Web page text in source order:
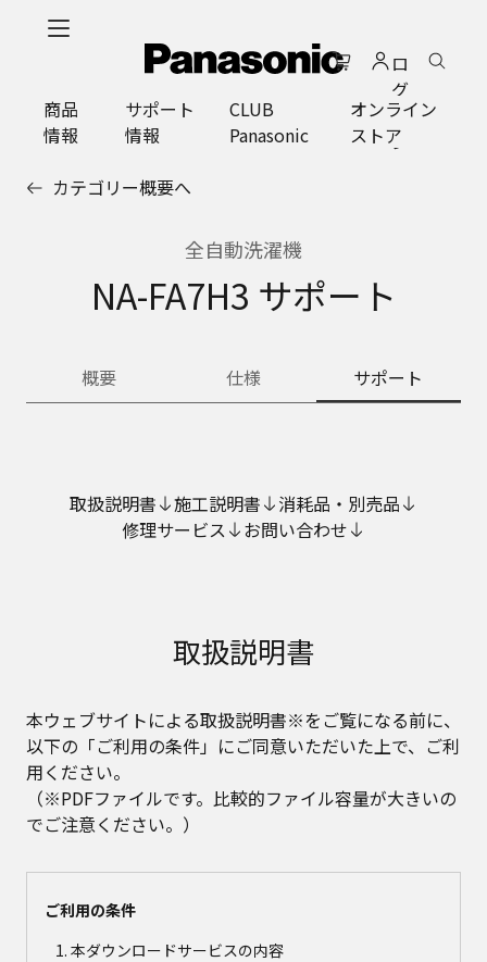
ロ
グ
イ
ン
商品
情報
サポート
情報
CLUB
Panasonic
オンライン
ストア
カテゴリー概要へ
全自動洗濯機
NA-FA7H3 サポート
概要 仕様 サポート
取扱説明書 施工説明書
消耗品・別売品
修理サービス
お問い合わせ
取扱説明書
本ウェブサイトによる取扱説明書※をご覧になる前に、
以下の「ご利用の条件」にご同意いただいた上で、ご利
用ください。
（※PDFファイルです。比較的ファイル容量が大きいの
でご注意ください。）
ご利用の条件
本ダウンロードサービスの内容